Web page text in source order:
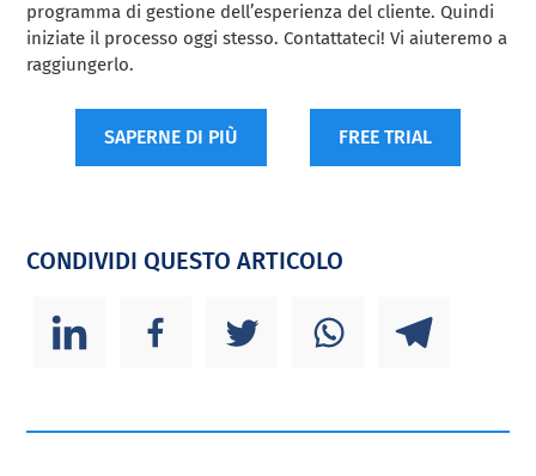
programma di gestione dell’esperienza del cliente. Quindi
iniziate il processo oggi stesso. Contattateci! Vi aiuteremo a
raggiungerlo.
SAPERNE DI PIÙ FREE TRIAL
CONDIVIDI QUESTO ARTICOLO